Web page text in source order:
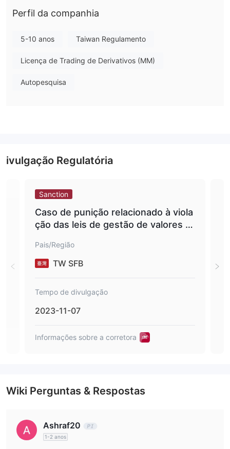
O Que Posso Negociar na The Capital
The Capital Group oferece ações e futuros.
Não há negociação de ETFs ou negociação de títulos. Você não
Perfil da companhia
5-10 anos Taiwan Regulamento
Licença de Trading de Derivativos (MM)
Autopesquisa
ivulgação Regulatória
Sanction
Caso de punição relacionado à viola
ção das leis de gestão de valores m
es Co., Ltd. (Penalidade de Valores
Mobiliários Financeiros nº 11203512
Pais/Região
TW SFB
Tempo de divulgação
2023-11-07
Informações sobre a corretora
de
Wiki Perguntas & Respostas
Ashraf20
1-2 anos